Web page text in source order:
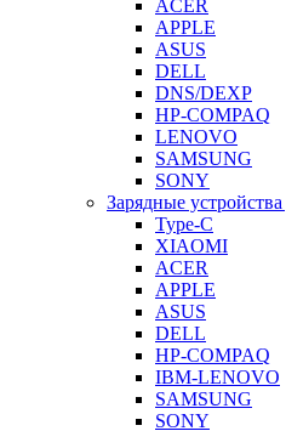
ACER
APPLE
ASUS
DELL
DNS/DEXP
HP-COMPAQ
LENOVO
SAMSUNG
SONY
Зарядные
Type-C
XIAOMI
ACER
APPLE
ASUS
DELL
HP-COMPAQ
IBM-LENOVO
SAMSUNG
SONY